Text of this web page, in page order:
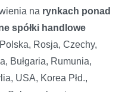
na rynkach ponad
spółki handlowe
Rosja, Czechy,
Bułgaria, Rumunia,
USA, Korea Płd.,